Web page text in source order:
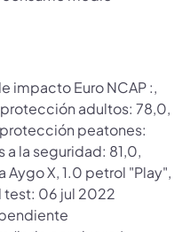
impacto Euro NCAP :,
adultos: 78,0,
peatones:
la seguridad: 81,0,
Aygo X, 1.0 petrol "Play",
test: 06 jul 2022